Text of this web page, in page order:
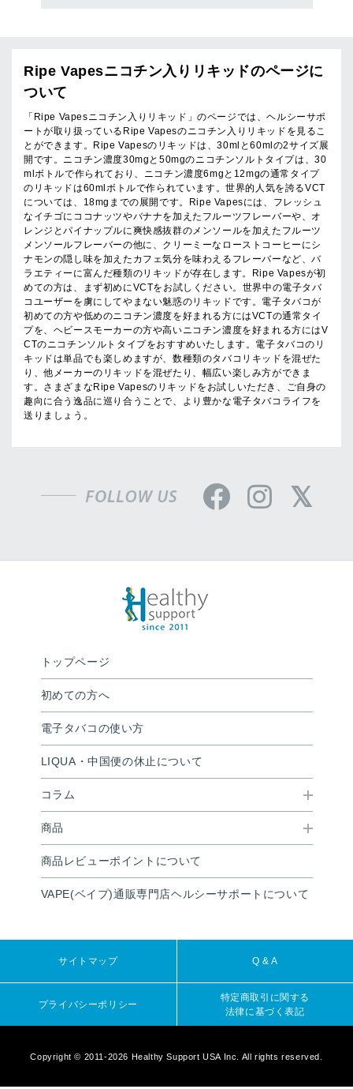
Ripe Vapesニコチン入りリキッドのページに
ついて
「Ripe Vapesニコチン入りリキッド」のページでは、ヘルシーサポ
ートが取り扱っているRipe Vapesのニコチン入りリキッドを見るこ
とができます。Ripe Vapesのリキッドは、30mlと60mlの2サイズ展
開です。ニコチン濃度30mgと50mgのニコチンソルトタイプは、30
mlボトルで作られており、ニコチン濃度6mgと12mgの通常タイプ
のリキッドは60mlボトルで作られています。世界的人気を誇るVCT
については、18mgまでの展開です。Ripe Vapesには、フレッシュ
なイチゴにココナッツやバナナを加えたフルーツフレーバーや、オ
レンジとパイナップルに爽快感抜群のメンソールを加えたフルーツ
メンソールフレーバーの他に、クリーミーなローストコーヒーにシ
ナモンの隠し味を加えたカフェ気分を味わえるフレーバーなど、バ
ラエティーに富んだ種類のリキッドが存在します。Ripe Vapesが初
めての方は、まず初めにVCTをお試しください。世界中の電子タバ
コユーザーを虜にしてやまない魅惑のリキッドです。電子タバコが
初めての方や低めのニコチン濃度を好まれる方にはVCTの通常タイ
プを、ヘビースモーカーの方や高いニコチン濃度を好まれる方にはV
CTのニコチンソルトタイプをおすすめいたします。電子タバコのリ
キッドは単品でも楽しめますが、数種類のタバコリキッドを混ぜた
り、他メーカーのリキッドを混ぜたり、幅広い楽しみ方ができま
す。さまざまなRipe Vapesのリキッドをお試しいただき、ご自身の
趣向に合う逸品に巡り合うことで、より豊かな電子タバコライフを
送りましょう。
トップページ
初めての方へ
電子タバコの使い方
LIQUA・中国便の休止について
コラム
商品
商品レビューポイントについて
VAPE(ベイプ)通販専門店ヘルシーサポートについて
サイトマップ Q & A
プライバシーポリシー
特定商取引に関する
法律に基づく表記
Copyright © 2011-2026 Healthy Support USA Inc. All rights reserved.